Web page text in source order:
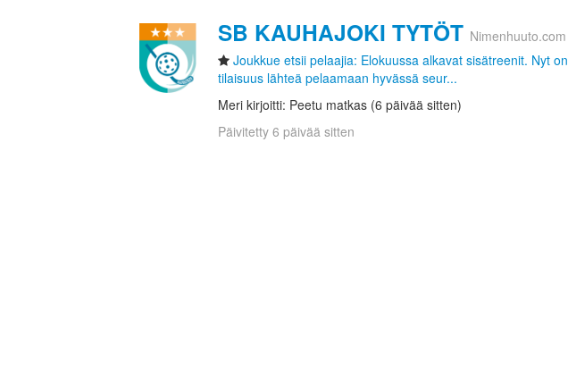
SB KAUHAJOKI TYTÖT Nimenhuuto.com
Joukkue etsii pelaajia: Elokuussa alkavat sisätreenit. Nyt on
tilaisuus lähteä pelaamaan hyvässä seur...
Meri kirjoitti: Peetu matkas (6 päivää sitten)
Päivitetty 6 päivää sitten